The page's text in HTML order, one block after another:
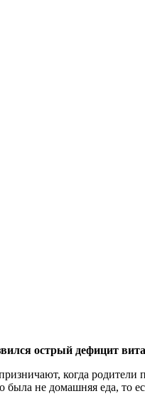
острый дефицит
когда
не домашняя еда, то